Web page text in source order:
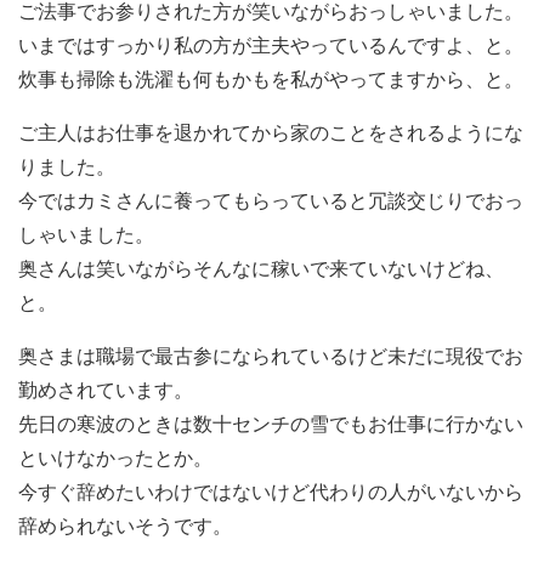
ご法事でお参りされた方が笑いながらおっしゃいました。
いまではすっかり私の方が主夫やっているんですよ、と。
炊事も掃除も洗濯も何もかもを私がやってますから、と。
ご主人はお仕事を退かれてから家のことをされるようにな
りました。
今ではカミさんに養ってもらっていると冗談交じりでおっ
しゃいました。
奥さんは笑いながらそんなに稼いで来ていないけどね、
と。
奥さまは職場で最古参になられているけど未だに現役でお
勤めされています。
先日の寒波のときは数十センチの雪でもお仕事に行かない
といけなかったとか。
今すぐ辞めたいわけではないけど代わりの人がいないから
辞められないそうです。